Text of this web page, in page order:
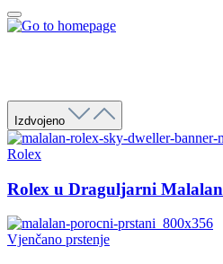
Izdvojeno
Rolex
Rolex u Draguljarni Malalan
Vjenčano prstenje